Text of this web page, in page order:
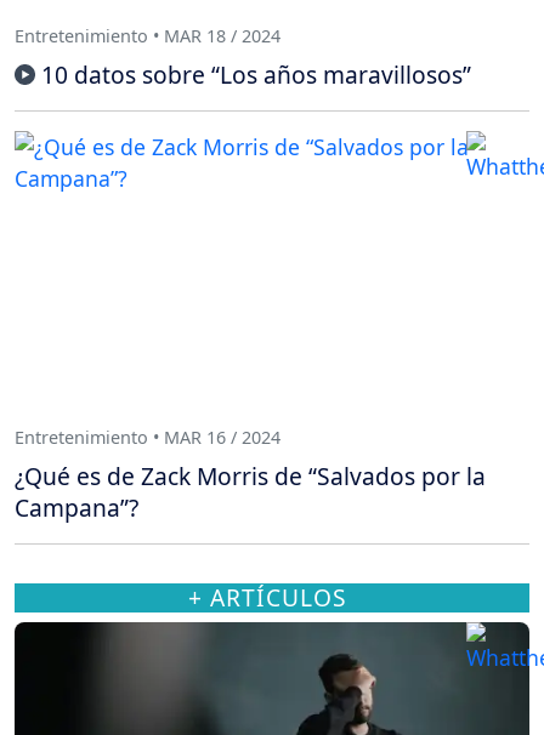
Entretenimiento • MAR 18 / 2024
10 datos sobre “Los años maravillosos”
Entretenimiento • MAR 16 / 2024
¿Qué es de Zack Morris de “Salvados por la
Campana”?
+ ARTÍCULOS